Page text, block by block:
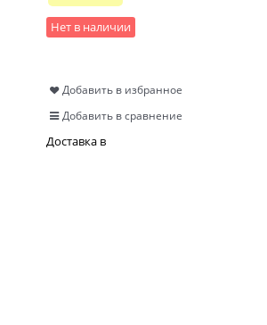
Нет в наличии
Добавить в избранное
Добавить в сравнение
Доставка в